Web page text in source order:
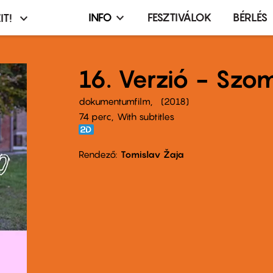
Infó,
terembérlés
menü
INFO FESZTIVÁLOK BÉRLÉS
16. Verzió -
dokumentumfilm
2018
74 perc,
With subtitles
Rendező Tomislav Žaja